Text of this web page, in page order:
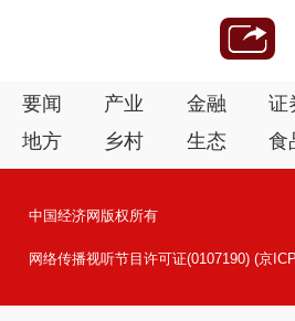
要闻 产业 金融 证
地方
乡村 生态 食
中国经济网版权所有
网络传播视听节目许可证(0107190) (京